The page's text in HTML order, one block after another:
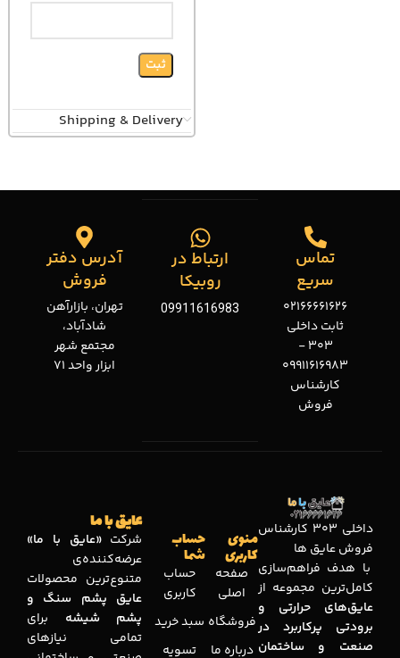
Shipping & Delivery
تماس
سریع
02166661626
ثابت داخلی
303 -
09911616983
کارشناس
فروش
ارتباط در
روبیکا
09911616983
آدرس دفتر
فروش
تهران، بازارآهن
شادآباد،
مجتمع شهر
ابزار واحد 71
داخلی 303 کارشناس
فروش عایق ها
با هدف فراهم‌سازی
کامل‌ترین مجموعه‌ از
عایق‌های حرارتی و
برودتی پرکاربرد در
صنعت و ساختمان
منوی
کاربری
صفحه
اصلی
فروشگاه
درباره ما
حساب
شما
حساب
کاربری
سبد خرید
تسویه
عایق با ما
شرکت«عایق با ما»
عرضه‌کننده‌ی
متنوع‌ترین محصولات
عایق پشم سنگ و
پشم شیشه برای
تمامی نیازهای